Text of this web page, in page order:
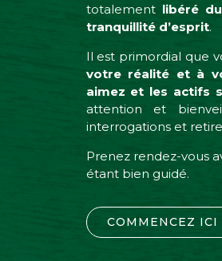
totalement libéré
tranquillité d’esprit.
Il est primordial que
votre réalité et à
aimez et les actifs
attention et
interrogations et
Prenez rendez-vous
étant bien guidé.
COMMENCEZ ICI